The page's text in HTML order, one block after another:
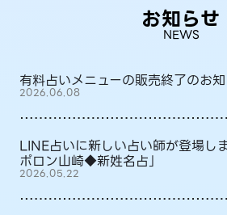
お知らせ
NEWS
有料占いメニューの販売終了のお
2026.06.08
LINE占いに新しい占い師が登場し
ポロン山崎◆新姓名占」
2026.05.22